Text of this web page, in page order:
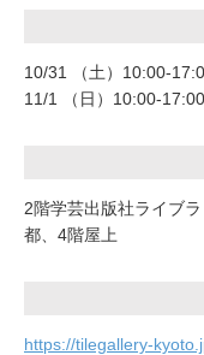
10/31 （土）10:00-
11/1 （日）10:00-
2階学芸出版社ライブ
都、4階屋上
https://tilegallery-